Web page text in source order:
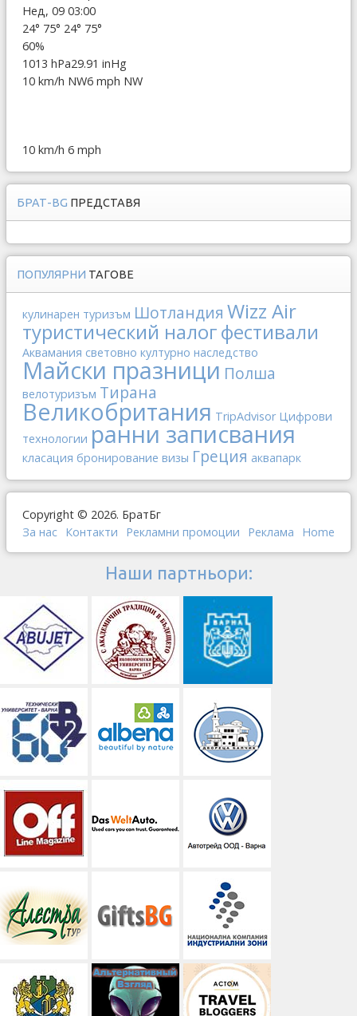
Нед, 09 03:00
24° 75° 24° 75°
60%
1013 hPa29.91 inHg
10 km/h NW6 mph NW
10 km/h 6 mph
БРАТ-BG ПРЕДСТАВЯ
ПОПУЛЯРНИ ТАГОВЕ
кулинарен туризъм Шотландия Wizz Air
туристический налогфестивали
Аквамания световно културно наследство
Майски празници Полша
велотуризъм Тирана
Великобритания TripAdvisor Цифрови
технологии ранни записвания
класация бронирование визы Греция аквапарк
Copyright © 2026. БратБг
За нас Контакти Рекламни промоции Реклама Home
Наши партньори: